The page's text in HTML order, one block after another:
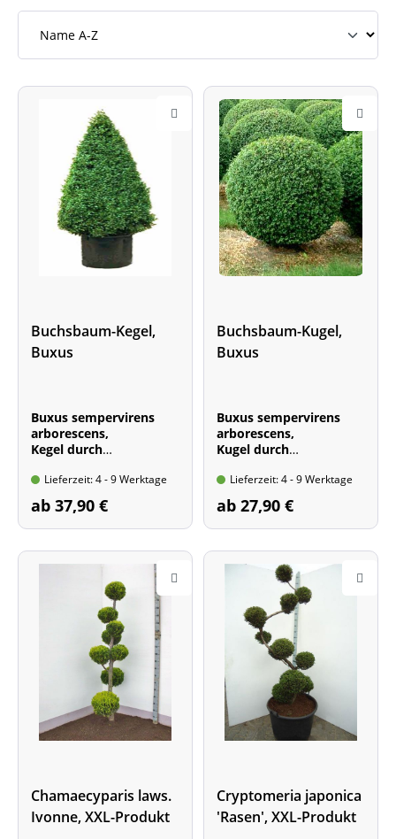
Buchsbaum-Kegel,
Buxus
Buxus sempervirens
arborescens,
Kegel durch
Formschnitt
Lieferzeit: 4 - 9 Werktage
ab 37,90 €
Buchsbaum-Kugel,
Buxus
Buxus sempervirens
arborescens,
Kugel durch
Formschnitt
Lieferzeit: 4 - 9 Werktage
ab 27,90 €
Chamaecyparis laws.
Ivonne, XXL-Produkt
Cryptomeria japonica
'Rasen', XXL-Produkt